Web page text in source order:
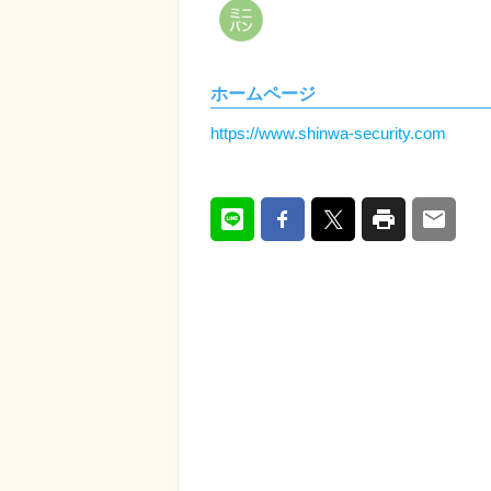
ホームページ
https://www.shinwa-security.com